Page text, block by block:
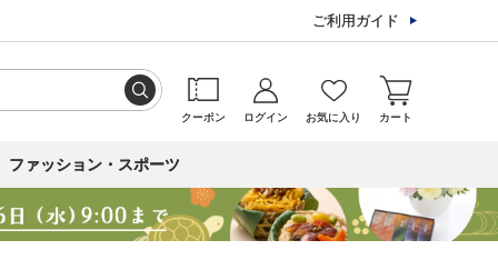
ご利用ガイド
クーポン ログイン お気に入り カート
ファッション・スポーツ